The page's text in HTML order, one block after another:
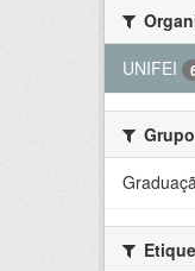
UNIFEI